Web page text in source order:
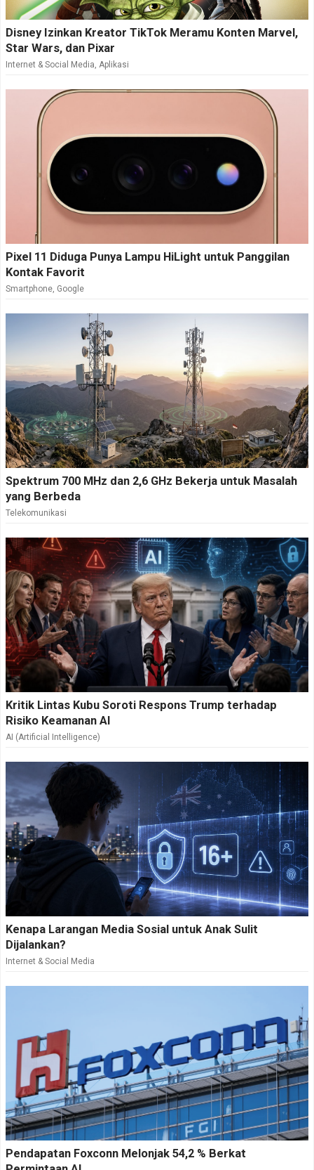
Disney Izinkan Kreator TikTok Meramu Konten Marvel,
Star Wars, dan Pixar
Internet & Social Media, Aplikasi
Pixel 11 Diduga Punya Lampu HiLight untuk Panggilan
Kontak Favorit
Smartphone, Google
Spektrum 700 MHz dan 2,6 GHz Bekerja untuk Masalah
yang Berbeda
Telekomunikasi
Kritik Lintas Kubu Soroti Respons Trump terhadap
Risiko Keamanan AI
AI (Artificial Intelligence)
Kenapa Larangan Media Sosial untuk Anak Sulit
Dijalankan?
Internet & Social Media
Pendapatan Foxconn Melonjak 54,2 % Berkat